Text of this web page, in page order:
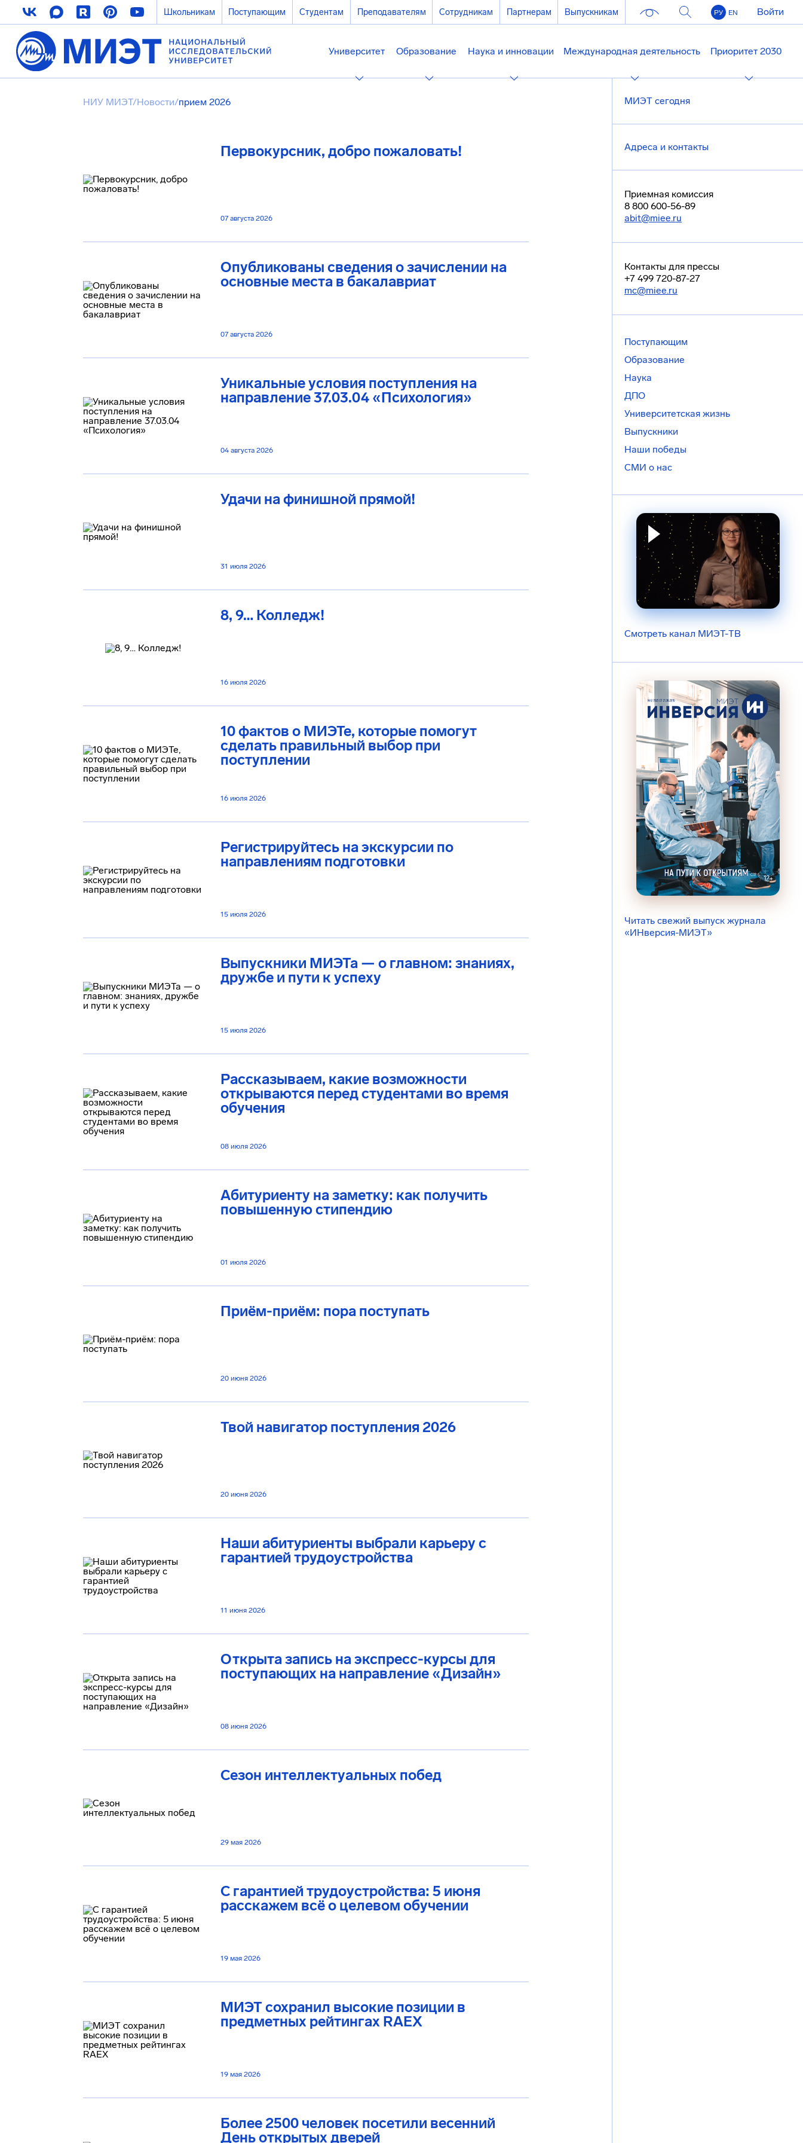
Школьникам Поступающим Студентам Преподавателям Сотрудникам Партнерам Выпускникам РУ EN Войти
Университет Образование Наука и инновации Международная деятельность Приоритет 2030
НИУ МИЭТ/Новости/прием 2026
Первокурсник, добро пожаловать!
07 августа 2026
Опубликованы сведения о зачислении на
основные места в бакалавриат
07 августа 2026
Уникальные условия поступления на
направление 37.03.04 «Психология»
04 августа 2026
Удачи на финишной прямой!
31 июля 2026
8, 9… Колледж!
16 июля 2026
10 фактов о МИЭТе, которые помогут
сделать правильный выбор при
поступлении
16 июля 2026
Регистрируйтесь на экскурсии по
направлениям подготовки
15 июля 2026
Выпускники МИЭТа — о главном: знаниях,
дружбе и пути к успеху
15 июля 2026
Рассказываем, какие возможности
открываются перед студентами во время
обучения
08 июля 2026
Абитуриенту на заметку: как получить
повышенную стипендию
01 июля 2026
Приём-приём: пора поступать
20 июня 2026
Твой навигатор поступления 2026
20 июня 2026
Наши абитуриенты выбрали карьеру с
гарантией трудоустройства
11 июня 2026
Открыта запись на экспресс-курсы для
поступающих на направление «Дизайн»
08 июня 2026
Сезон интеллектуальных побед
29 мая 2026
С гарантией трудоустройства: 5 июня
расскажем всё о целевом обучении
19 мая 2026
МИЭТ сохранил высокие позиции в
предметных рейтингах RAEX
19 мая 2026
Более 2500 человек посетили весенний
День открытых дверей
МИЭТ сегодня
Адреса и контакты
Приемная комиссия
8 800 600-56-89
abit@miee.ru
Контакты для прессы
+7 499 720-87-27
mc@miee.ru
Поступающим
Образование
Наука
ДПО
Университетская жизнь
Выпускники
Наши победы
СМИ о нас
Смотреть канал МИЭТ-ТВ
Читать свежий выпуск журнала
«ИНверсия-МИЭТ»